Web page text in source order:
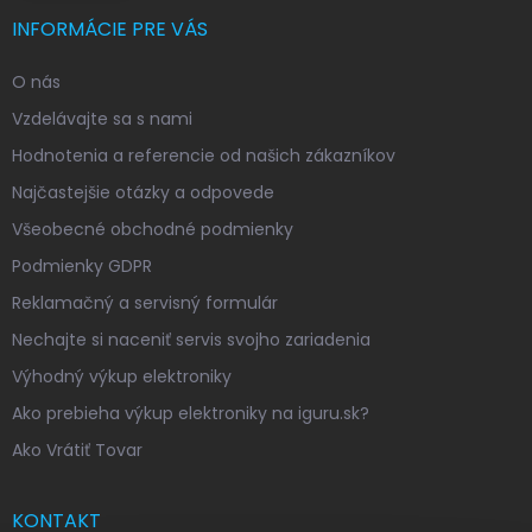
INFORMÁCIE PRE VÁS
O nás
Vzdelávajte sa s nami
Hodnotenia a referencie od našich zákazníkov
Najčastejšie otázky a odpovede
Všeobecné obchodné podmienky
Podmienky GDPR
Reklamačný a servisný formulár
Nechajte si naceniť servis svojho zariadenia
Výhodný výkup elektroniky
Ako prebieha výkup elektroniky na iguru.sk?
Ako Vrátiť Tovar
KONTAKT